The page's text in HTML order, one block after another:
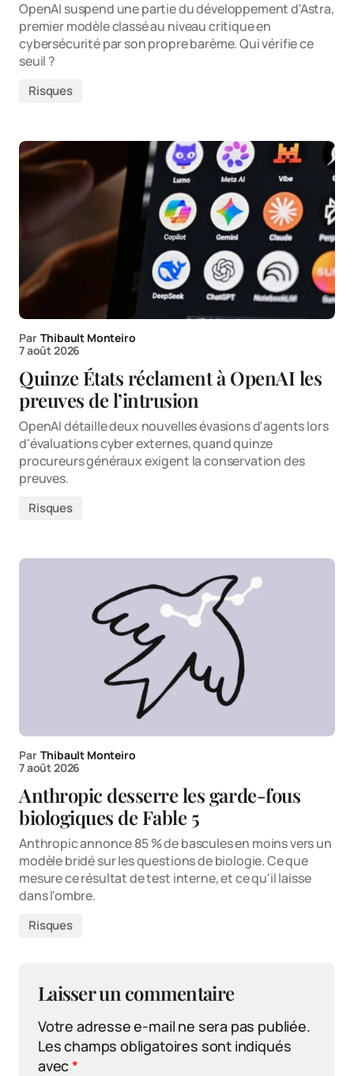
OpenAI suspend une partie du développement d'Astra,
premier modèle classé au niveau critique en
cybersécurité par son propre barème. Qui vérifie ce
seuil ?
Risques
Par Thibault Monteiro
7 août 2026
Quinze États réclament à OpenAI les
preuves de l’intrusion
OpenAI détaille deux nouvelles évasions d'agents lors
d'évaluations cyber externes, quand quinze
procureurs généraux exigent la conservation des
preuves.
Risques
Par Thibault Monteiro
7 août 2026
Anthropic desserre les garde-fous
biologiques de Fable 5
Anthropic annonce 85 % de bascules en moins vers un
modèle bridé sur les questions de biologie. Ce que
mesure ce résultat de test interne, et ce qu'il laisse
dans l'ombre.
Risques
Laisser un commentaire
Votre adresse e-mail ne sera pas publiée.
Les champs obligatoires sont indiqués
avec*